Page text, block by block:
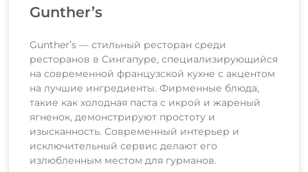
Gunther’s
Gunther’s — стильный ресторан среди
ресторанов в Сингапуре, специализирующийся
на современной французской кухне с акцентом
на лучшие ингредиенты. Фирменные блюда,
такие как холодная паста с икрой и жареный
ягненок, демонстрируют простоту и
изысканность. Современный интерьер и
исключительный сервис делают его
излюбленным местом для гурманов.